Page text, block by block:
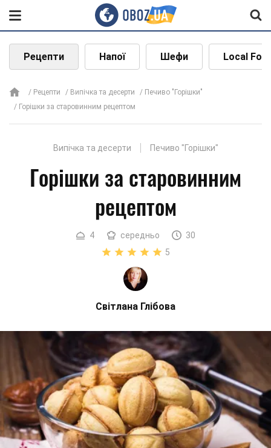
Рецепти Напої Шефи Local
Рецепти Випічка та десерти
Печиво "Горішки"
Горішки за старовинним рецептом
Випічка та десерти Печиво "Горішки"
Горішки за старовинним
рецептом
4 середньо
30
5
Світлана Глібова